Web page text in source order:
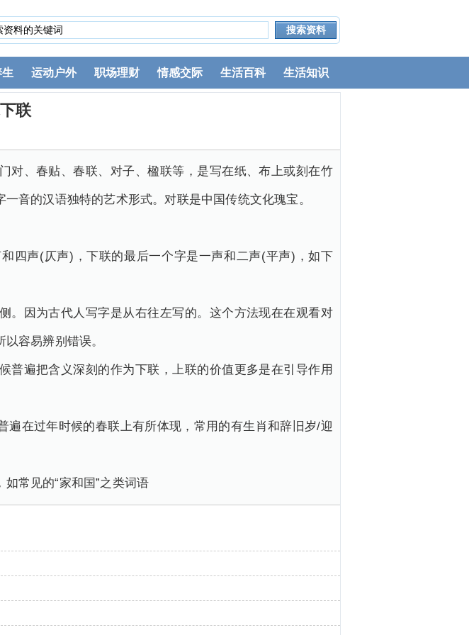
运动户外 职场理财 情感交际 生活百科 生活知识
联
对、春贴、春联、对子、楹联等，是写在纸、布上或刻在竹
音的汉语独特的艺术形式。对联是中国传统文化瑰宝。
四声(仄声)，下联的最后一个字是一声和二声(平声)，如下
。因为古代人写字是从右往左写的。这个方法现在在观看对
容易辨别错误。
普遍把含义深刻的作为下联，上联的价值更多是在引导作用
在过年时候的春联上有所体现，常用的有生肖和辞旧岁/迎
常见的“家和国”之类词语